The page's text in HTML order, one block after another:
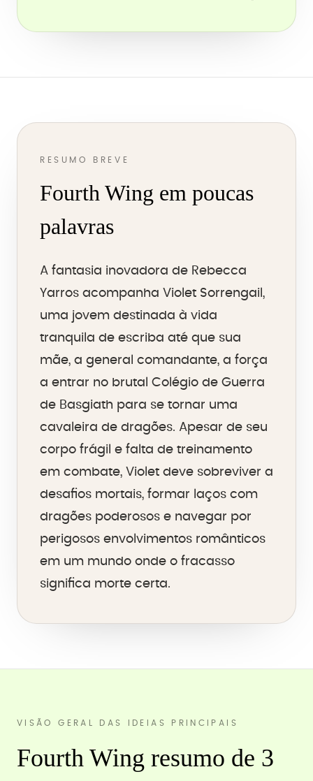
RESUMO BREVE
Fourth Wing em poucas
palavras
A fantasia inovadora de Rebecca
Yarros acompanha Violet Sorrengail,
uma jovem destinada à vida
tranquila de escriba até que sua
mãe, a general comandante, a força
a entrar no brutal Colégio de Guerra
de Basgiath para se tornar uma
cavaleira de dragões. Apesar de seu
corpo frágil e falta de treinamento
em combate, Violet deve sobreviver a
desafios mortais, formar laços com
dragões poderosos e navegar por
perigosos envolvimentos românticos
em um mundo onde o fracasso
significa morte certa.
VISÃO GERAL DAS IDEIAS PRINCIPAIS
Fourth Wing resumo de 3